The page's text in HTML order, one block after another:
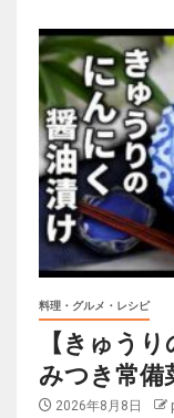
料理・グルメ・レシピ
【きゅう
みつき常備
2026年8月8日